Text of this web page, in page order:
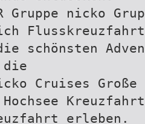
Gruppe nicko
schönsten
die
Cruises
Hochsee
erleben.